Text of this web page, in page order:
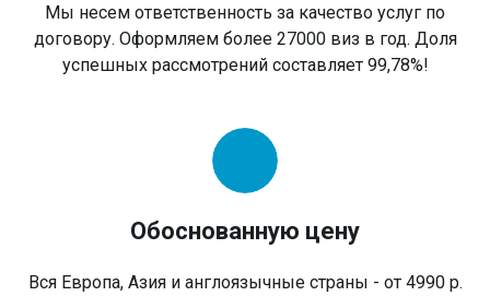
Мы несем ответственность за качество услуг по
договору. Оформляем более 27000 виз в год. Доля
успешных рассмотрений составляет 99,78%!
Обоснованную цену
Вся Европа, Азия и англоязычные страны - от 4990 р.